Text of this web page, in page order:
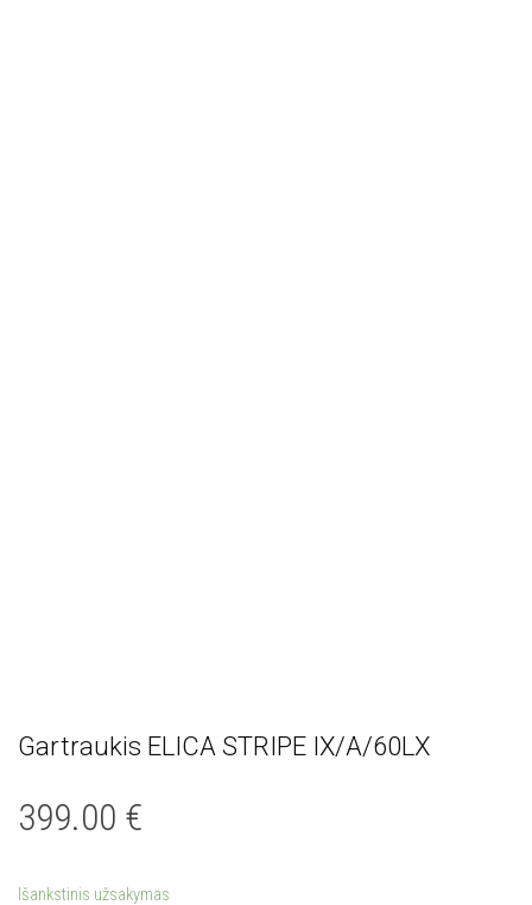
Gartraukis ELICA STRIPE IX/A/60LX
399.00 €
Išankstinis užsakymas